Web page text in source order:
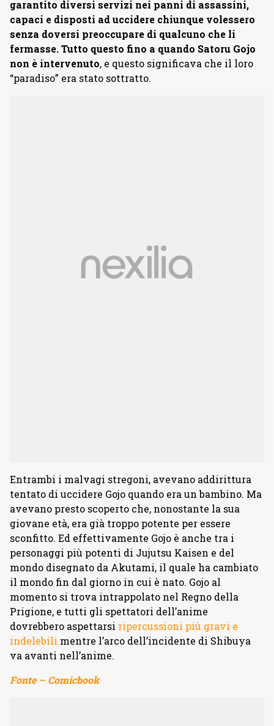
garantito diversi servizi nei panni di assassini,
capaci e disposti ad uccidere chiunque volessero
senza doversi preoccupare di qualcuno che li
fermasse. Tutto questo fino a quando Satoru Gojo
non è intervenuto, e questo significava che il loro
“paradiso” era stato sottratto.
Entrambi i malvagi stregoni, avevano addirittura
tentato di uccidere Gojo quando era un bambino. Ma
avevano presto scoperto che, nonostante la sua
giovane età, era già troppo potente per essere
sconfitto. Ed effettivamente Gojo è anche tra i
personaggi più potenti di Jujutsu Kaisen e del
mondo disegnato da Akutami, il quale ha cambiato
il mondo fin dal giorno in cui è nato. Gojo al
momento si trova intrappolato nel Regno della
Prigione, e tutti gli spettatori dell’anime
dovrebbero aspettarsi ripercussioni più gravi e
indelebili mentre l’arco dell’incidente di Shibuya
va avanti nell’anime.
Fonte – Comicbook